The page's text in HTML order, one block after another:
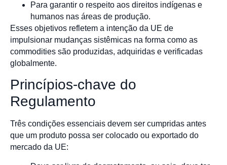
Para garantir o respeito aos direitos indígenas e
humanos nas áreas de produção.
Esses objetivos refletem a intenção da UE de
impulsionar mudanças sistêmicas na forma como as
commodities são produzidas, adquiridas e verificadas
globalmente.
Princípios-chave do
Regulamento
Três condições essenciais devem ser cumpridas antes
que um produto possa ser colocado ou exportado do
mercado da UE: